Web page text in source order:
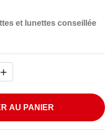
et lunettes conseillée

AU PANIER